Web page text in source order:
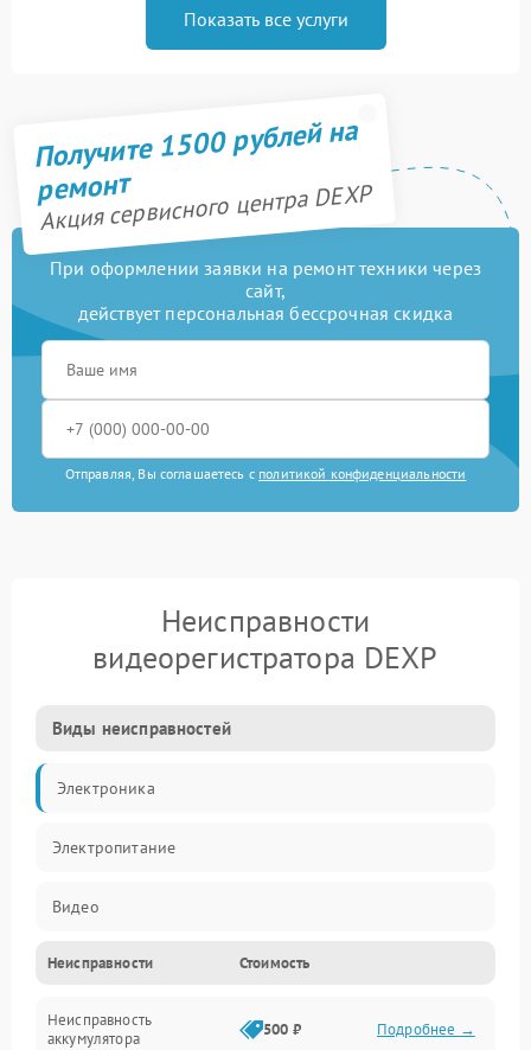
Показать все услуги
Получите 1500 рублей на
ремонт
Акция сервисного центра DEXP
При оформлении заявки на ремонт техники через
сайт,
действует персональная бессрочная скидка
Отправляя, Вы соглашаетесь с политикой конфиденциальности
Неисправности
видеорегистратора DEXP
Виды неисправностей
Электроника
Электропитание
Видео
Запись
Механические повреждения
Неисправности Стоимость
Неисправность
аккумулятора
500 ₽ Подробнее →